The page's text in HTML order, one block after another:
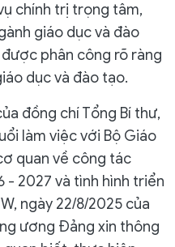
chính trị trọng tâm,
giáo dục và đào
phân công rõ ràng
dục và đào tạo.
đồng chí Tổng Bí thư,
làm việc với Bộ Giáo
quan về công tác
- 2027 và tình hình triển
ngày 22/8/2025 của
ương Đảng xin thông